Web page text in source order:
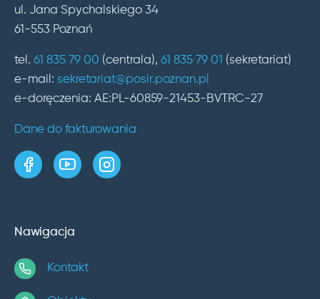
ul. Jana Spychalskiego 34
61-553 Poznań
tel. 61 835 79 00 (centrala), 61 835 79 01 (sekretariat)
e-mail: sekretariat@posir.poznan.pl
e-doręczenia: AE:PL-60859-21453-BVTRC-27
Dane do fakturowania
strona w serwisie Facebook
kanał w serwisie YouTube
profil w serwisie Instagram
Nawigacja
Kontakt